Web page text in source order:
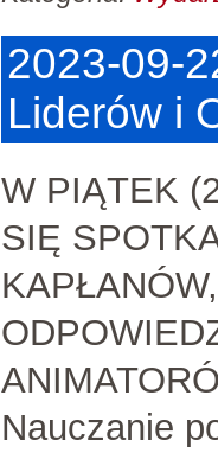
2023-09-
Liderów i
W PIĄTEK
SIĘ
KAPŁANÓW,
Nauczanie